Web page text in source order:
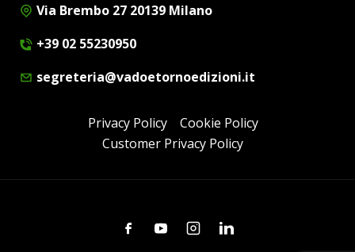
Via Brembo 27 20139 Milano
+39 02 55230950
segreteria@vadoetornoedizioni.it
Privacy Policy
Cookie Policy
Customer Privacy Policy
FacebookYoutubeInstagramLinkedin